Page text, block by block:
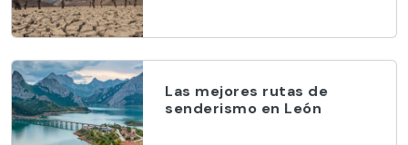
Las mejores rutas de
senderismo en León